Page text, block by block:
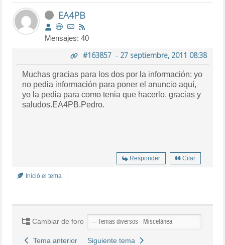
EA4PB
Mensajes: 40
#163857- 27 septiembre, 2011 08:38
Muchas gracias para los dos por la información: yo
no pedia información para poner el anuncio aquí,
yo la pedia para como tenia que hacerlo. gracias y
saludos.EA4PB.Pedro.
Responder Citar
Inició el tema
Cambiar de foro
Tema anterior Siguiente tema